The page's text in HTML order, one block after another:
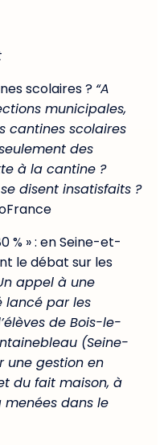
scolaires ? “A
municipales,
cantines scolaires
des
à la cantine ?
disent insatisfaits ?
% » : en Seine-et-
le débat sur les
appel à une
lancé par les
de Bois-le-
(Seine-
une gestion en
du fait maison, à
menées dans le